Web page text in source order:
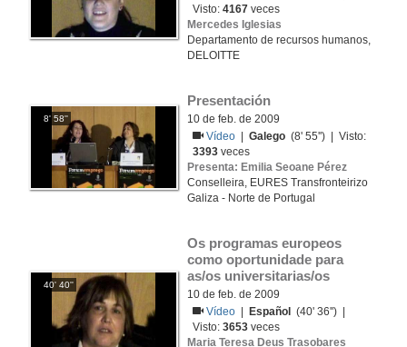
Visto:4167 veces
Mercedes Iglesias
Departamento de recursos humanos,
DELOITTE
8' 58''
Presentación
10 de feb. de 2009
Vídeo
|Galego (8' 55'') | Visto:
3393 veces
Presenta: Emilia Seoane Pérez
Conselleira, EURES Transfronteirizo
Galiza - Norte de Portugal
40' 40''
Os programas europeos
como oportunidade para
as/os universitarias/os
10 de feb. de 2009
Vídeo
Español
(40' 36'') |
Visto:3653 veces
Maria Teresa Deus Trasobares